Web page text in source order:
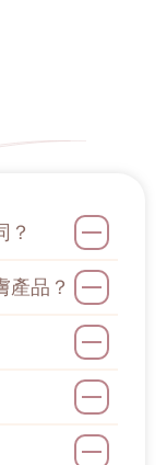
？
產品？